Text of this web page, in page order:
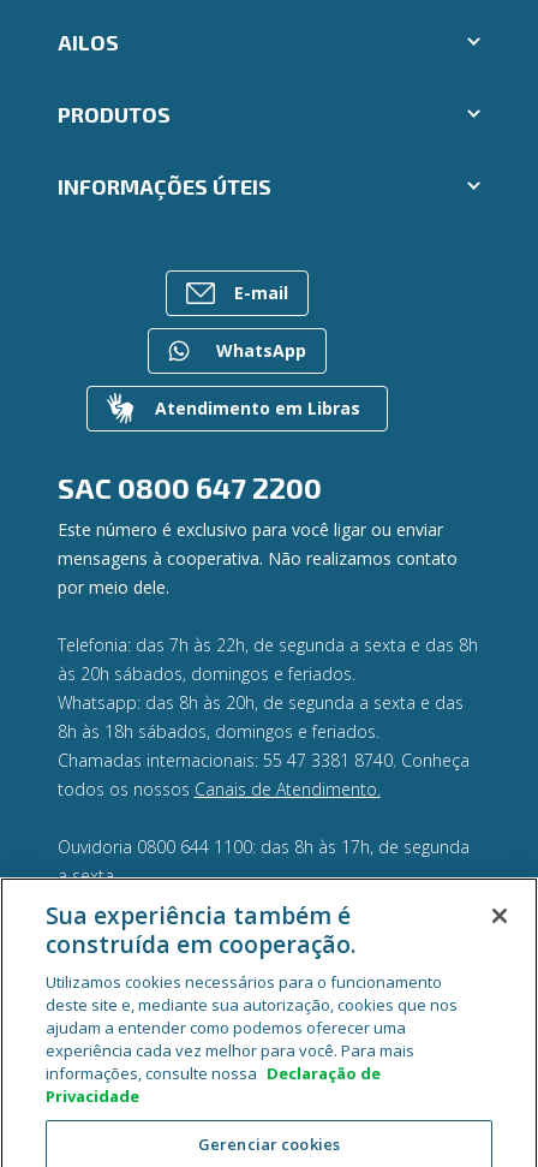
AILOS
Indique um amigo
Trabalhe Conosco
Ailos Educação
Gerenciar Cookies
PRODUTOS
Consórcios
Para empresas
INFORMAÇÕES ÚTEIS
Rede de Atendimento
Entre em contato
Canal de Ética
Gerenciamento de Riscos
Privacidade e Segurança
Dúvidas
E-mail
WhatsApp
Atendimento em Libras
SAC 0800 647 2200
Este número é exclusivo para você ligar ou enviar
mensagens à cooperativa. Não realizamos contato
por meio dele.
Telefonia: das 7h às 22h, de segunda a sexta e das 8h
às 20h sábados, domingos e feriados.
Whatsapp: das 8h às 20h, de segunda a sexta e das
8h às 18h sábados, domingos e feriados.
Chamadas internacionais: 55 47 3381 8740. Conheça
todos os nossos Canais de Atendimento.
Ouvidoria 0800 644 1100: das 8h às 17h, de segunda
a sexta.
Sua experiência também é
construída em cooperação.
Utilizamos cookies necessários para o funcionamento
deste site e, mediante sua autorização, cookies que nos
ajudam a entender como podemos oferecer uma
experiência cada vez melhor para você. Para mais
informações, consulte nossa Declaração de
Privacidade
Gerenciar cookies